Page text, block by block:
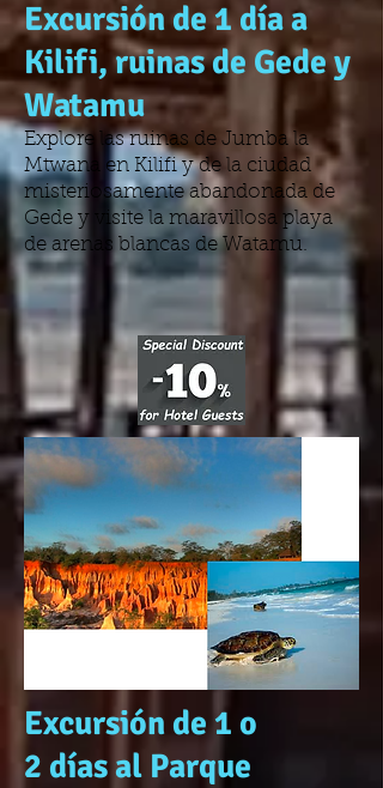
Excursión de 1 día a
Kilifi, ruinas de Gede y
Watamu
Explore las ruinas de Jumba la
Mtwana en Kilifi y de la ciudad
misteriosamente abandonada de
Gede y visite la maravillosa playa
de arenas blancas de Watamu.
Excursión de 1 o
2 días al Parque